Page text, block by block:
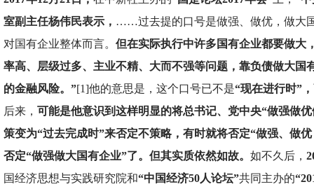
室副主任杨伟民表示， ……过去提的口号是做强、做优，做大
对国有企业整体而言。 但在实际执行中许多国有企业都要做大
率高、层级过多、主业不精、大而不强等问题，靠负债做大国
的金融风险。”[1]他的意思是，这个口号已不是“现在进行时”，
后来， 可能是他意识到这样明显的将总书记、党中央“做强做
策变为“过去完成时”来否定不策略，有时就将否定“做强、做
否定“做强做大国有企业”了。但其实质依然如故。 如不久后，
国经济思想与实践研究院和“中国经济50人论坛”共同主办的